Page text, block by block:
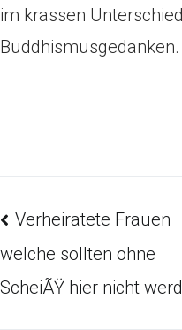
im krassen
Buddhismusgedanken.
Verheiratete Frauen
welche sollten ohne
ScheiÃŸ hier nicht